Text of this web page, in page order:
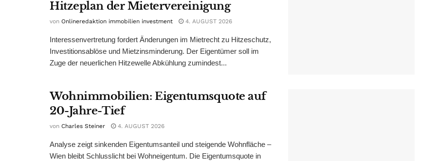
Hitzeplan der Mietervereinigung
von Onlineredaktion immobilien investment 4. AUGUST 2026
Interessenvertretung fordert Änderungen im Mietrecht zu Hitzeschutz,
Investitionsablöse und Mietzinsminderung. Der Eigentümer soll im
Zuge der neuerlichen Hitzewelle Abkühlung zumindest...
Wohnimmobilien: Eigentumsquote auf
20-Jahre-Tief
von Charles Steiner 4. AUGUST 2026
Analyse zeigt sinkenden Eigentumsanteil und steigende Wohnfläche –
Wien bleibt Schlusslicht bei Wohneigentum. Die Eigentumsquote in